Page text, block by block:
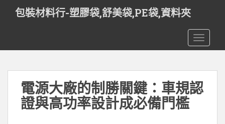
t
包裝材料行-塑膠袋,舒美袋,PE袋,資料夾
電源大廠的制勝關鍵：車規認
證與高功率設計成必備門檻